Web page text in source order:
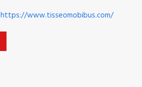
https://www.tisseomobibus.com/